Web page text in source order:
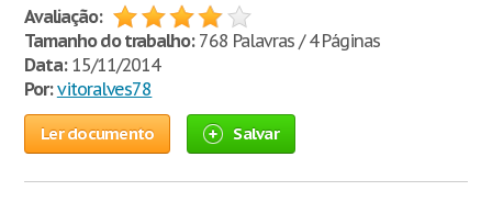
Avaliação:
Tamanho do trabalho:768 Palavras / 4 Páginas
Data:15/11/2014
Por: vitoralves78
Ler documento Salvar